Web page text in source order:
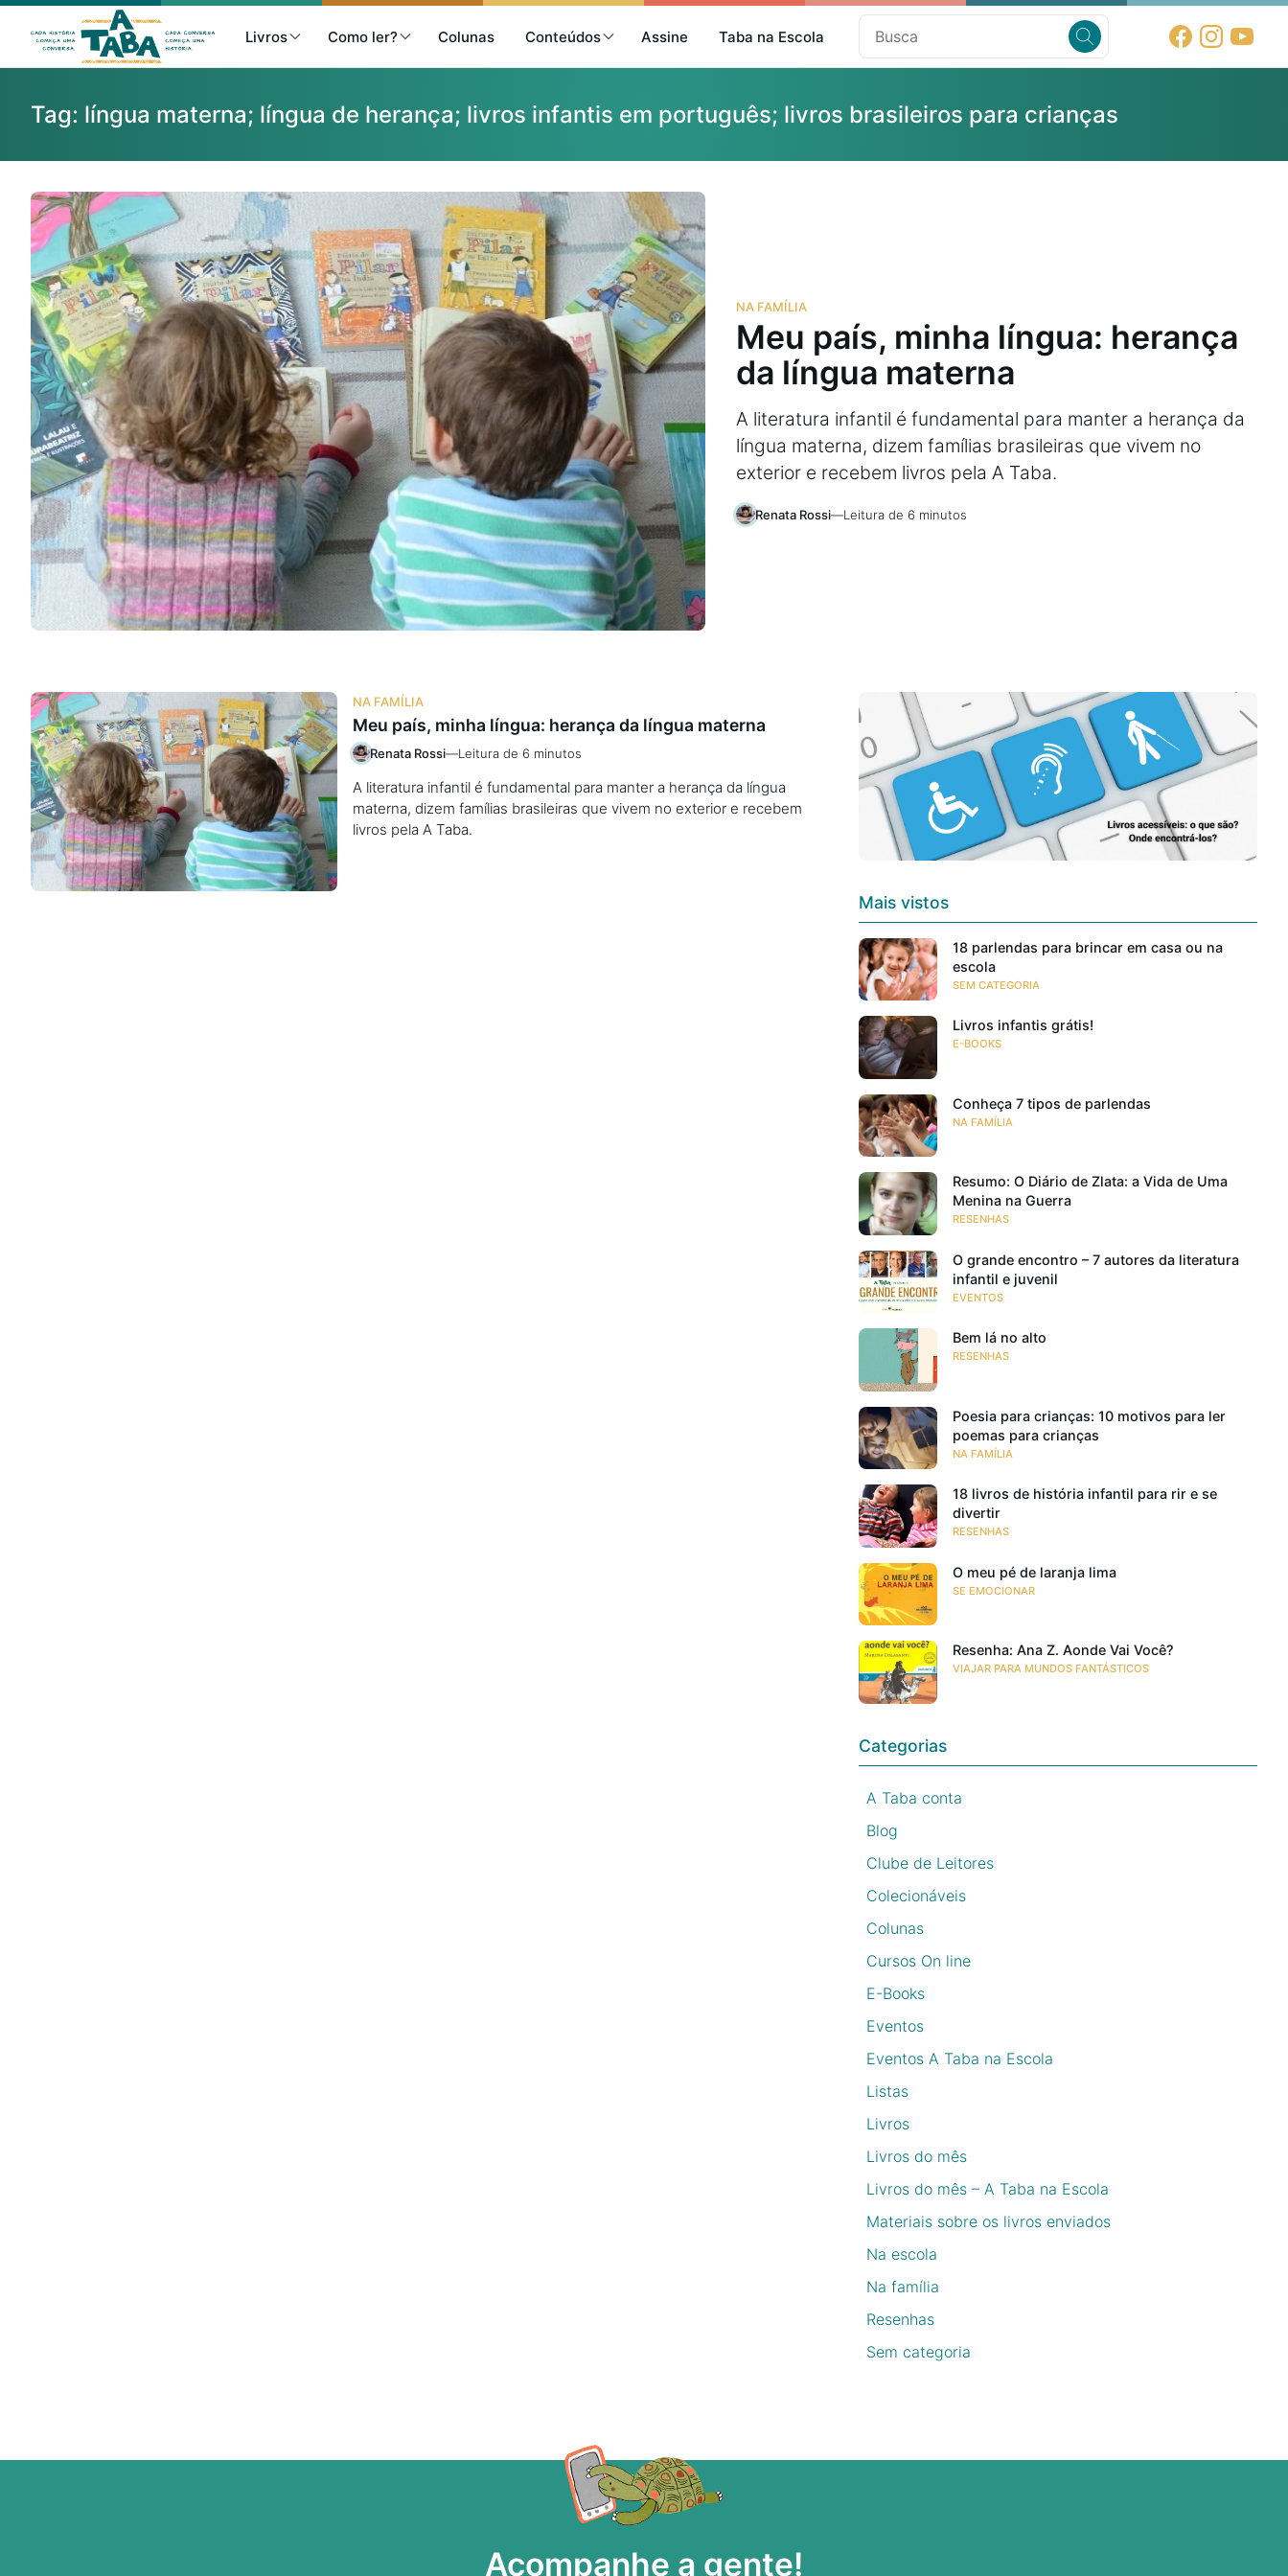
Livros Como ler? Colunas Conteúdos Assine Taba na Escola
Resenhas
Clube de Leitores
Listas
Como ler?
Na escola
Na família
Colunas
Conteúdos
Cursos On line
E-Books
Eventos
Tag: língua materna; língua de herança; livros infantis em português; livros brasileiros para crianças
NA FAMÍLIA
Meu país, minha língua: herança
da língua materna
A literatura infantil é fundamental para manter a herança da
língua materna, dizem famílias brasileiras que vivem no
exterior e recebem livros pela A Taba.
Renata Rossi—Leitura de 6 minutos
NA FAMÍLIA
Meu país, minha língua: herança da língua materna
Renata Rossi—Leitura de 6 minutos
A literatura infantil é fundamental para manter a herança da língua
materna, dizem famílias brasileiras que vivem no exterior e recebem
livros pela A Taba.
Mais vistos
18 parlendas para brincar em casa ou na
escola
SEM CATEGORIA
Livros infantis grátis!
E-BOOKS
Conheça 7 tipos de parlendas
NA FAMÍLIA
Resumo: O Diário de Zlata: a Vida de Uma
Menina na Guerra
RESENHAS
O grande encontro – 7 autores da literatura
infantil e juvenil
EVENTOS
Bem lá no alto
RESENHAS
Poesia para crianças: 10 motivos para ler
poemas para crianças
NA FAMÍLIA
18 livros de história infantil para rir e se
divertir
RESENHAS
O meu pé de laranja lima
SE EMOCIONAR
Resenha: Ana Z. Aonde Vai Você?
VIAJAR PARA MUNDOS FANTÁSTICOS
Categorias
A Taba conta
Blog
Clube de Leitores
Colecionáveis
Colunas
Cursos On line
E-Books
Eventos
Eventos A Taba na Escola
Listas
Livros
Livros do mês
Livros do mês – A Taba na Escola
Materiais sobre os livros enviados
Na escola
Na família
Resenhas
Sem categoria
Acompanhe a gente!